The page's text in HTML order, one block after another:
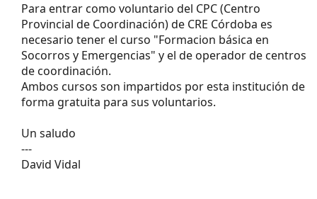
Para entrar como voluntario del CPC (Centro
Provincial de Coordinación) de CRE Córdoba es
necesario tener el curso "Formacion básica en
Socorros y Emergencias" y el de operador de centros
de coordinación.
Ambos cursos son impartidos por esta institución de
forma gratuita para sus voluntarios.
Un saludo
---
David Vidal